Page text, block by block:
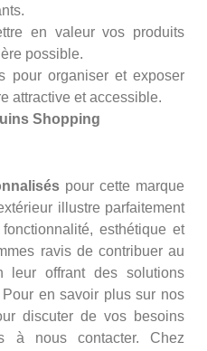
en valeur vos produits
possible.
pour organiser et exposer
attractive et accessible.
Shopping
pour cette marque
illustre parfaitement
esthétique et
ravis de contribuer au
leur offrant des solutions
Pour en savoir plus sur nos
discuter de vos besoins
à nous contacter. Chez